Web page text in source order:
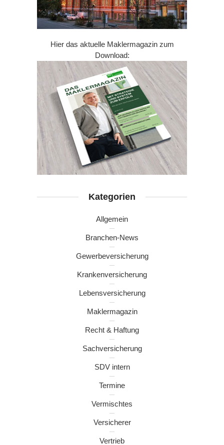
Hier das aktuelle Maklermagazin zum
Download:
Kategorien
Allgemein
Branchen-News
Gewerbeversicherung
Krankenversicherung
Lebensversicherung
Maklermagazin
Recht & Haftung
Sachversicherung
SDV intern
Termine
Vermischtes
Versicherer
Vertrieb